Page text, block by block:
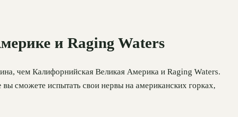
и Raging Waters
чем Калифорнийская Великая Америка и Raging Waters.
сможете испытать свои нервы на американских горках,